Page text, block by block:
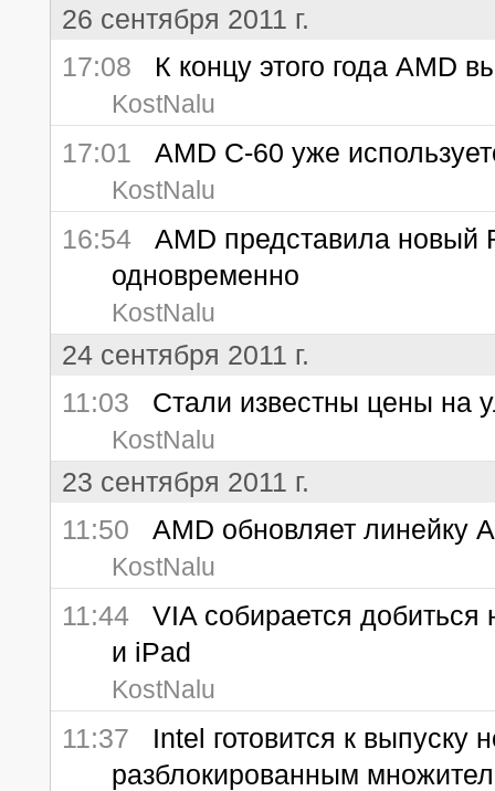
26 сентября 2011 г.
17:08 К концу этого года AMD
KostNalu
17:01 AMD C-60 уже
KostNalu
16:54 AMD представила новый
одновременно
KostNalu
24 сентября 2011 г.
11:03 Стали известны цены на
KostNalu
23 сентября 2011 г.
11:50 AMD обновляет линейку
KostNalu
11:44 VIA собирается
и iPad
KostNalu
11:37 Intel готовится к выпуску
разблокированным